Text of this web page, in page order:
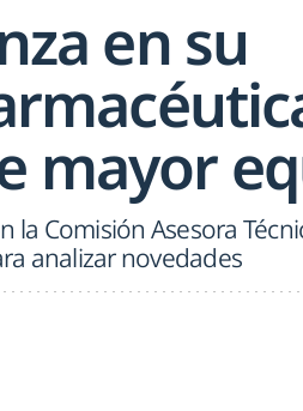
en su
mayor
Comisión Asesora
analizar novedades